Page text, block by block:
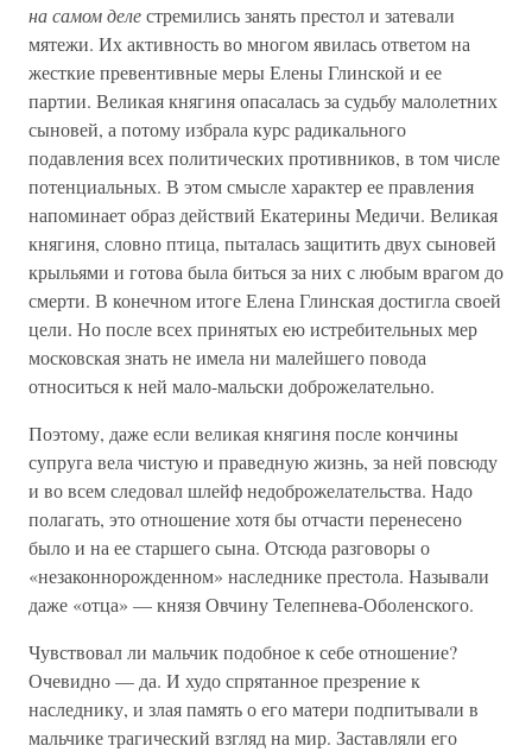
на самом делестремились занять престол и затевали
мятежи. Их активность во многом явилась ответом на
жесткие превентивные меры Елены Глинской и ее
партии. Великая княгиня опасалась за судьбу малолетних
сыновей, а потому избрала курс радикального
подавления всех политических противников, в том числе
потенциальных. В этом смысле характер ее правления
напоминает образ действий Екатерины Медичи. Великая
княгиня, словно птица, пыталась защитить двух сыновей
крыльями и готова была биться за них с любым врагом до
смерти. В конечном итоге Елена Глинская достигла своей
цели. Но после всех принятых ею истребительных мер
московская знать не имела ни малейшего повода
относиться к ней мало-мальски доброжелательно.
Поэтому, даже если великая княгиня после кончины
супруга вела чистую и праведную жизнь, за ней повсюду
и во всем следовал шлейф недоброжелательства. Надо
полагать, это отношение хотя бы отчасти перенесено
было и на ее старшего сына. Отсюда разговоры о
«незаконнорожденном» наследнике престола. Называли
даже «отца» — князя Овчину Телепнева-Оболенского.
Чувствовал ли мальчик подобное к себе отношение?
Очевидно — да. И худо спрятанное презрение к
наследнику, и злая память о его матери подпитывали в
мальчике трагический взгляд на мир. Заставляли его